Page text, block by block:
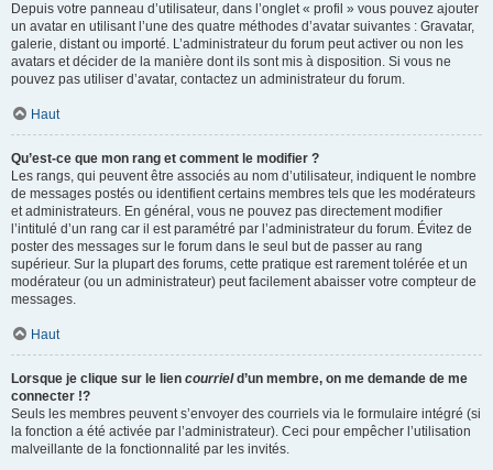
Depuis votre panneau d’utilisateur, dans l’onglet « profil » vous pouvez ajouter
un avatar en utilisant l’une des quatre méthodes d’avatar suivantes : Gravatar,
galerie, distant ou importé. L’administrateur du forum peut activer ou non les
avatars et décider de la manière dont ils sont mis à disposition. Si vous ne
pouvez pas utiliser d’avatar, contactez un administrateur du forum.
Haut
Qu’est-ce que mon rang et comment le modifier ?
Les rangs, qui peuvent être associés au nom d’utilisateur, indiquent le nombre
de messages postés ou identifient certains membres tels que les modérateurs
et administrateurs. En général, vous ne pouvez pas directement modifier
l’intitulé d’un rang car il est paramétré par l’administrateur du forum. Évitez de
poster des messages sur le forum dans le seul but de passer au rang
supérieur. Sur la plupart des forums, cette pratique est rarement tolérée et un
modérateur (ou un administrateur) peut facilement abaisser votre compteur de
messages.
Haut
Lorsque je clique sur le lien courrield’un membre, on me demande de me
connecter !?
Seuls les membres peuvent s’envoyer des courriels via le formulaire intégré (si
la fonction a été activée par l’administrateur). Ceci pour empêcher l’utilisation
malveillante de la fonctionnalité par les invités.